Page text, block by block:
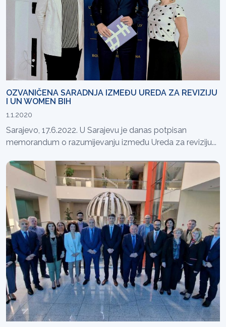
OZVANIČENA SARADNJA IZMEĐU UREDA ZA REVIZIJU
I UN WOMEN BIH
1.1.2020
Sarajevo, 17.6.2022. U Sarajevu je danas potpisan
memorandum o razumijevanju između Ureda za reviziju...